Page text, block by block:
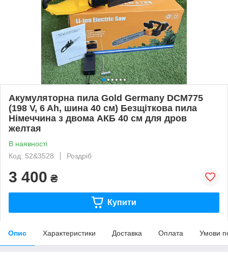
Акумуляторна пила Gold Germany DCM775
(198 V, 6 Ah, шина 40 см) Безщіткова пила
Німеччина з двома АКБ 40 см для дров
желтая
В наявності
Код: 52&3528
Роздріб
3 400 ₴
Купити
Опис Характеристики Доставка Оплата Умови